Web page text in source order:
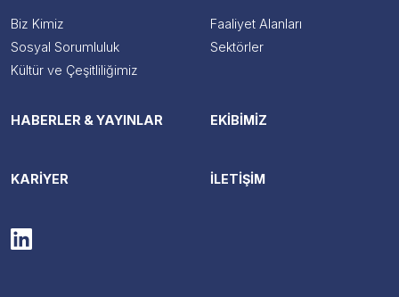
Biz Kimiz
Sosyal Sorumluluk
Kültür ve Çeşitliliğimiz
Faaliyet Alanları
Sektörler
HABERLER & YAYINLAR EKİBİMİZ
KARİYER İLETİŞİM